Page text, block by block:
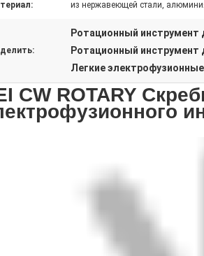
из нержавеющей стали,
Ротационный инструмент
Ротационный инструмент
Легкие
CW ROTARY